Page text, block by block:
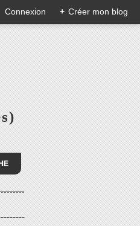
Connexion + Créer mon blog